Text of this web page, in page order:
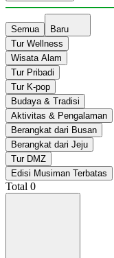
Semua
Baru
Tur Wellness
Wisata Alam
Tur Pribadi
Tur K-pop
Budaya & Tradisi
Aktivitas & Pengalaman
Berangkat dari Busan
Berangkat dari Jeju
Tur DMZ
Edisi Musiman Terbatas
Total 0